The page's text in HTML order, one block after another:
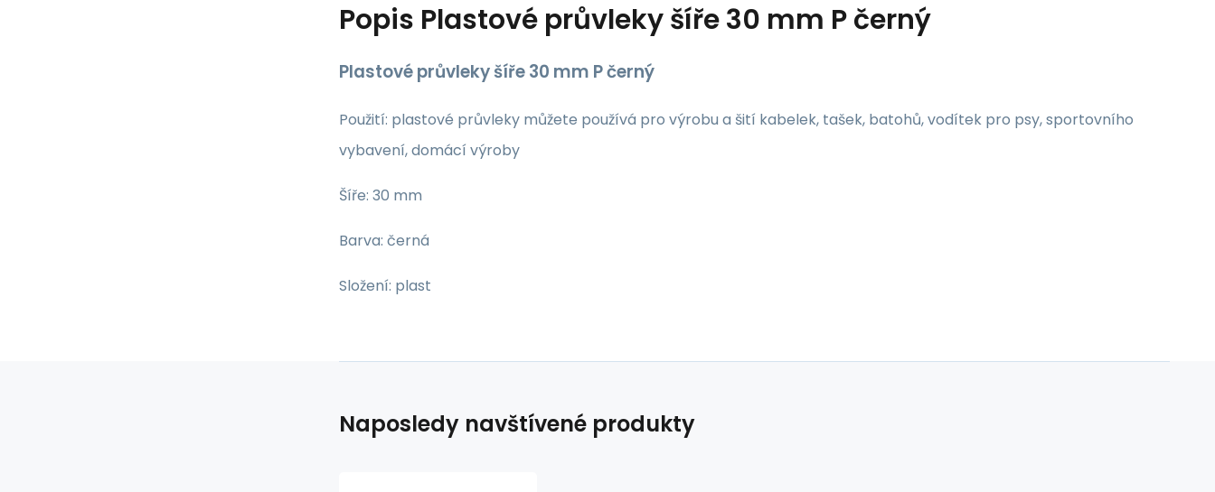
Popis Plastové průvleky šíře 30 mm P černý
Plastové průvleky šíře 30 mm P černý
Použití: plastové průvleky můžete používá pro výrobu a šití kabelek, tašek, batohů, vodítek pro psy, sportovního
vybavení, domácí výroby
Šíře: 30 mm
Barva: černá
Složení: plast
Naposledy navštívené produkty